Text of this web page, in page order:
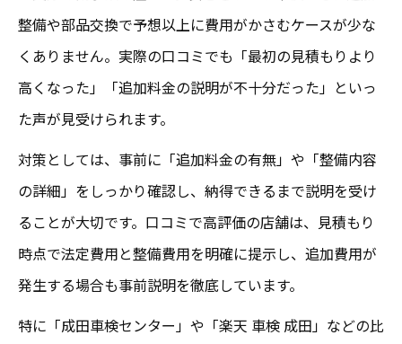
整備や部品交換で予想以上に費用がかさむケースが少な
くありません。実際の口コミでも「最初の見積もりより
高くなった」「追加料金の説明が不十分だった」といっ
た声が見受けられます。
対策としては、事前に「追加料金の有無」や「整備内容
の詳細」をしっかり確認し、納得できるまで説明を受け
ることが大切です。口コミで高評価の店舗は、見積もり
時点で法定費用と整備費用を明確に提示し、追加費用が
発生する場合も事前説明を徹底しています。
特に「成田車検センター」や「楽天 車検 成田」などの比